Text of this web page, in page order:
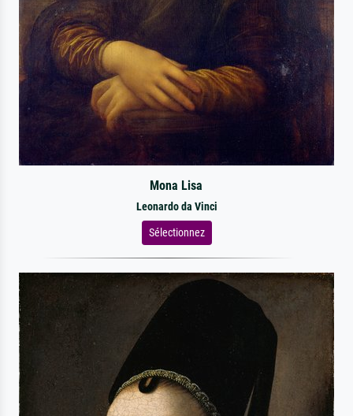
Mona Lisa
Leonardo da Vinci
Sélectionnez